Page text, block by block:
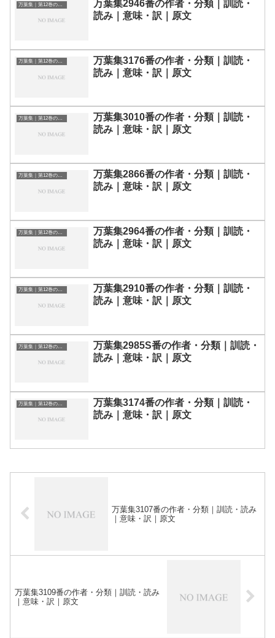
万葉集｜第12巻の和歌一覧
万葉集2946番の作者・分類｜訓読・
読み｜意味・訳｜原文
万葉集｜第12巻の和歌一覧
万葉集3176番の作者・分類｜訓読・
読み｜意味・訳｜原文
万葉集｜第12巻の和歌一覧
万葉集3010番の作者・分類｜訓読・
読み｜意味・訳｜原文
万葉集｜第12巻の和歌一覧
万葉集2866番の作者・分類｜訓読・
読み｜意味・訳｜原文
万葉集｜第12巻の和歌一覧
万葉集2964番の作者・分類｜訓読・
読み｜意味・訳｜原文
万葉集｜第12巻の和歌一覧
万葉集2910番の作者・分類｜訓読・
読み｜意味・訳｜原文
万葉集｜第12巻の和歌一覧
万葉集2985S番の作者・分類｜訓読・
読み｜意味・訳｜原文
万葉集｜第12巻の和歌一覧
万葉集3174番の作者・分類｜訓読・
読み｜意味・訳｜原文
万葉集3107番の作者・分類｜訓読・読み
｜意味・訳｜原文
万葉集3109番の作者・分類｜訓読・読み
｜意味・訳｜原文